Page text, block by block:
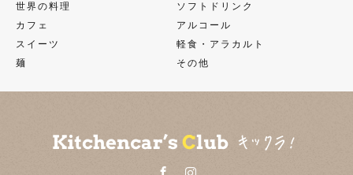
世界の料理
ソフトドリンク
カフェ
アルコール
スイーツ
軽食・アラカルト
麺
その他